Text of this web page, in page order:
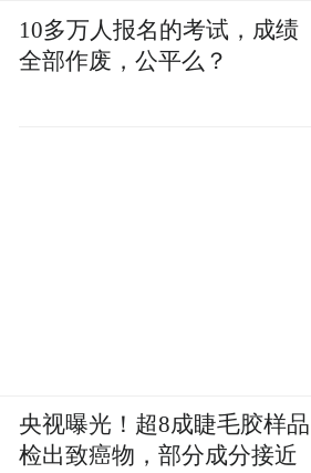
10多万人报名的考试，成绩
全部作废，公平么？
央视曝光！超8成睫毛胶样品
检出致癌物，部分成分接近